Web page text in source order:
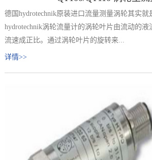
德国hydrotechnik原装进口流量测量涡轮其实就
hydrotechnik涡轮流量计的涡轮叶片由流动的
流速成正比。通过涡轮叶片的旋转来...
详情>>